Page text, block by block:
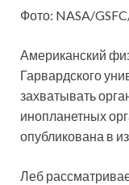
Фото: NASA/
Американский
Гарвардского
захватывать
инопланетных
опубликована в
Леб